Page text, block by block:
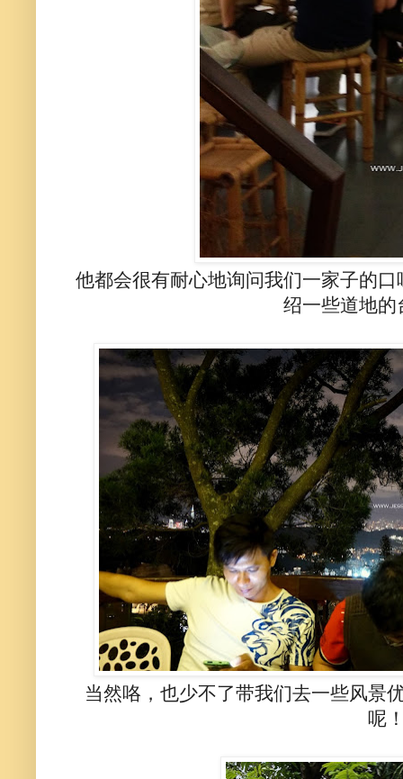
他都会很有耐心地询问我们一家子的
绍一些道地的
当然咯，也少不了带我们去一些风景
呢